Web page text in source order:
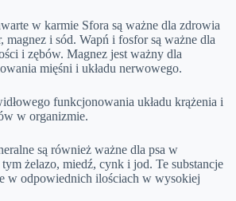
w karmie Sfora są ważne dla zdrowia
magnez i sód. Wapń i fosfor są ważne dla
i zębów. Magnez jest ważny dla
mięśni i układu nerwowego.
funkcjonowania układu krążenia i
w organizmie.
są również ważne dla psa w
żelazo, miedź, cynk i jod. Te substancje
w odpowiednich ilościach w wysokiej